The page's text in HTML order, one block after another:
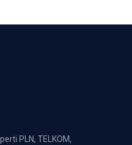
PLN, TELKOM,